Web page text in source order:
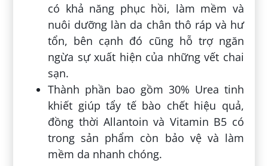
có khả năng phục hồi, làm mềm và
nuôi dưỡng làn da chân thô ráp và hư
tổn, bên cạnh đó cũng hỗ trợ ngăn
ngừa sự xuất hiện của những vết chai
sạn.
Thành phần bao gồm 30% Urea tinh
khiết giúp tẩy tế bào chết hiệu quả,
đồng thời Allantoin và Vitamin B5 có
trong sản phẩm còn bảo vệ và làm
mềm da nhanh chóng.